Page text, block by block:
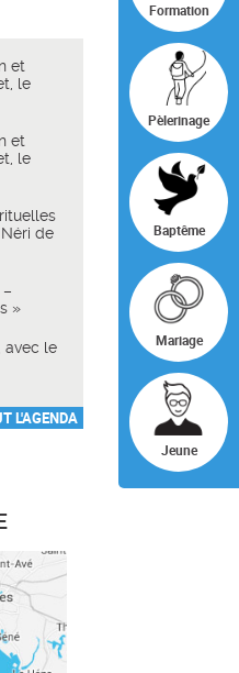
Formation
Pèlerinage
Baptême
Mariage
Jeune
et
le
et
le
de
»
avec le
L'AGENDA